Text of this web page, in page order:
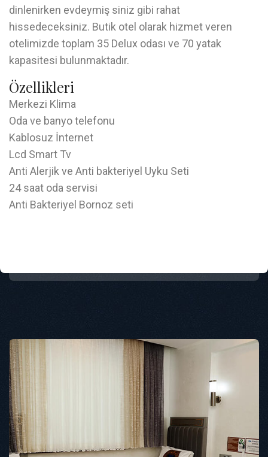
dinlenirken evdeymiş siniz gibi rahat
hissedeceksiniz. Butik otel olarak hizmet veren
otelimizde toplam 35 Delux odası ve 70 yatak
kapasitesi bulunmaktadır.
Özellikleri
Merkezi Klima
Oda ve banyo telefonu
Kablosuz İnternet
Lcd Smart Tv
Anti Alerjik ve Anti bakteriyel Uyku Seti
24 saat oda servisi
Anti Bakteriyel Bornoz seti